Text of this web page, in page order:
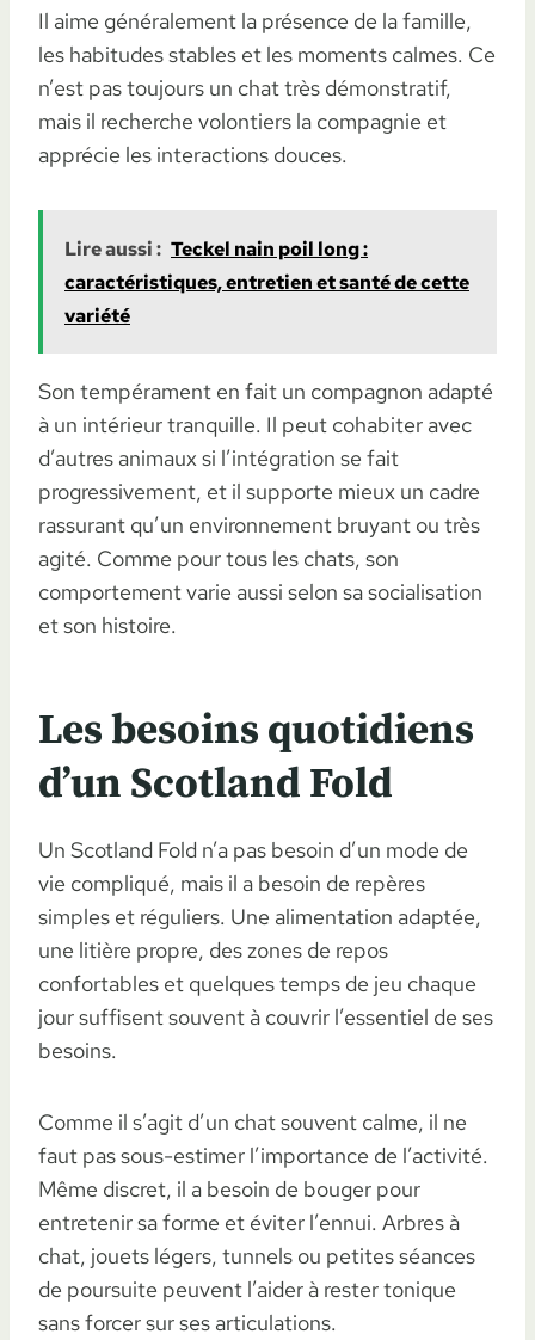
Il aime généralement la présence de la famille,
les habitudes stables et les moments calmes. Ce
n’est pas toujours un chat très démonstratif,
mais il recherche volontiers la compagnie et
apprécie les interactions douces.
Lire aussi : Teckel nain poil long :
caractéristiques, entretien et santé de cette
variété
Son tempérament en fait un compagnon adapté
à un intérieur tranquille. Il peut cohabiter avec
d’autres animaux si l’intégration se fait
progressivement, et il supporte mieux un cadre
rassurant qu’un environnement bruyant ou très
agité. Comme pour tous les chats, son
comportement varie aussi selon sa socialisation
et son histoire.
Les besoins quotidiens
d’un Scotland Fold
Un Scotland Fold n’a pas besoin d’un mode de
vie compliqué, mais il a besoin de repères
simples et réguliers. Une alimentation adaptée,
une litière propre, des zones de repos
confortables et quelques temps de jeu chaque
jour suffisent souvent à couvrir l’essentiel de ses
besoins.
Comme il s’agit d’un chat souvent calme, il ne
faut pas sous-estimer l’importance de l’activité.
Même discret, il a besoin de bouger pour
entretenir sa forme et éviter l’ennui. Arbres à
chat, jouets légers, tunnels ou petites séances
de poursuite peuvent l’aider à rester tonique
sans forcer sur ses articulations.